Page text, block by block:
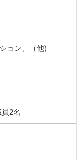
ョン、（他)
2名